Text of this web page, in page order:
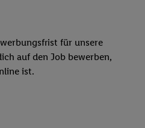
für unsere
auf den Job bewerben,
ist.